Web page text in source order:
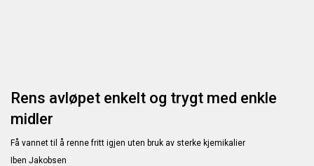
Rens avløpet enkelt og trygt med enkle
midler
Få vannet til å renne fritt igjen uten bruk av sterke kjemikalier
Iben Jakobsen